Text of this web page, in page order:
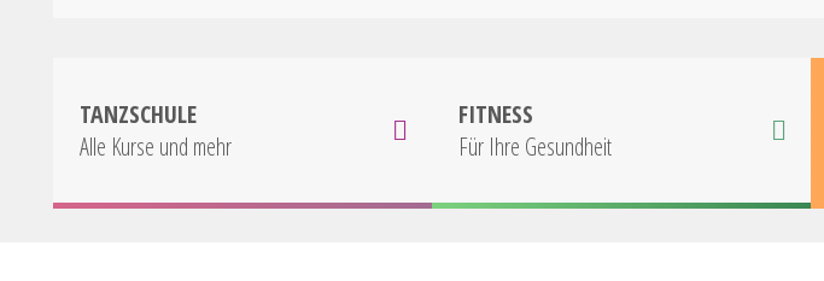
TANZSCHULE
Alle Kurse und mehr
FITNESS
Für Ihre Gesundheit